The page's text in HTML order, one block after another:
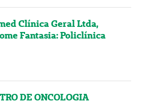
Clínica Geral Ltda,
Fantasia: Policlínica
DE ONCOLOGIA